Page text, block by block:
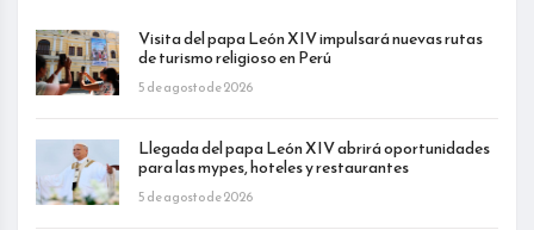
Visita del papa León XIV impulsará nuevas rutas
de turismo religioso en Perú
5 de agosto de 2026
Llegada del papa León XIV abrirá oportunidades
para las mypes, hoteles y restaurantes
5 de agosto de 2026